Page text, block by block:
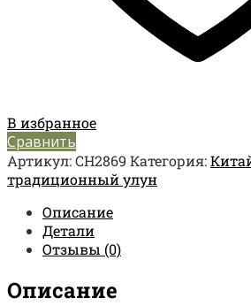
В избранное
Сравнить
Артикул:CH2869 Категория:
традиционный улун
Описание
Детали
Отзывы (0)
Описание